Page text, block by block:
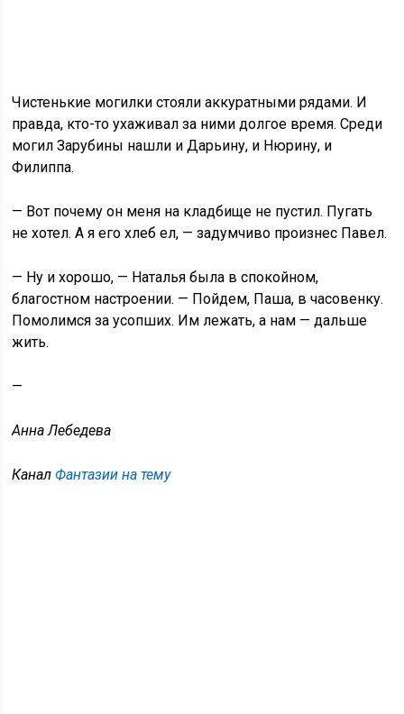
Чистенькие могилки стояли аккуратными рядами. И
правда, кто-то ухаживал за ними долгое время. Среди
могил Зарубины нашли и Дарьину, и Нюрину, и
Филиппа.
— Вот почему он меня на кладбище не пустил. Пугать
не хотел. А я его хлеб ел, — задумчиво произнес Павел.
— Ну и хорошо, — Наталья была в спокойном,
благостном настроении. — Пойдем, Паша, в часовенку.
Помолимся за усопших. Им лежать, а нам — дальше
жить.
—
Анна Лебедева
КаналФантазии на тему